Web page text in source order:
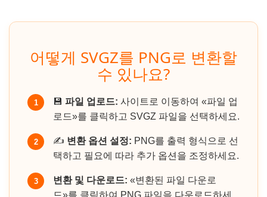
어떻게 SVGZ를 PNG로 변환할
수 있나요?
1 💾 파일 업로드: 사이트로 이동하여 «파일 업
로드»를 클릭하고 SVGZ 파일을 선택하세요.
2 ✍️ 변환 옵션 설정: PNG를 출력 형식으로 선
택하고 필요에 따라 추가 옵션을 조정하세요.
3 변환 및 다운로드: «변환된 파일 다운로